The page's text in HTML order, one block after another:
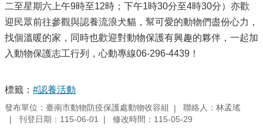
二至星期六上午9時至12時；下午1時30分至4時30分）亦歡
迎民眾前往參觀與認養流浪犬貓，幫可愛的動物們盡份心力，
找個溫暖的家，同時也歡迎對動物保護有興趣的夥伴，一起加
入動物保護志工行列，心動專線06-296-4439！
標籤： #認養活動
發布單位：臺南市動物防疫保護處動物收容組
聯絡人：林孟瑤
刊登日期：115-06-01
修改時間：115-05-29